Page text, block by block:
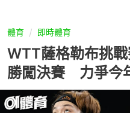
體育 即時體育
WTT薩格勒布挑
勝闖決賽 力爭今